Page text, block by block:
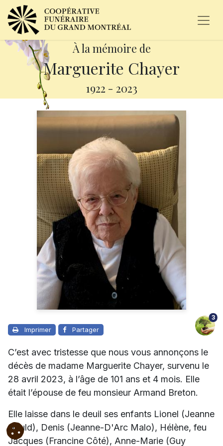
À la mémoire de
Marguerite Chayer
1922 - 2023
Imprimer Partager
3
C’est avec tristesse que nous vous annonçons le
décès de madame Marguerite Chayer, survenu le
28 avril 2023, à l’âge de 101 ans et 4 mois. Elle
était l’épouse de feu monsieur Armand Breton.
Elle laisse dans le deuil ses enfants Lionel (Jeanne
Gould), Denis (Jeanne-D'Arc Malo), Hélène, feu
Jacques (Francine Côté), Anne-Marie (Guy